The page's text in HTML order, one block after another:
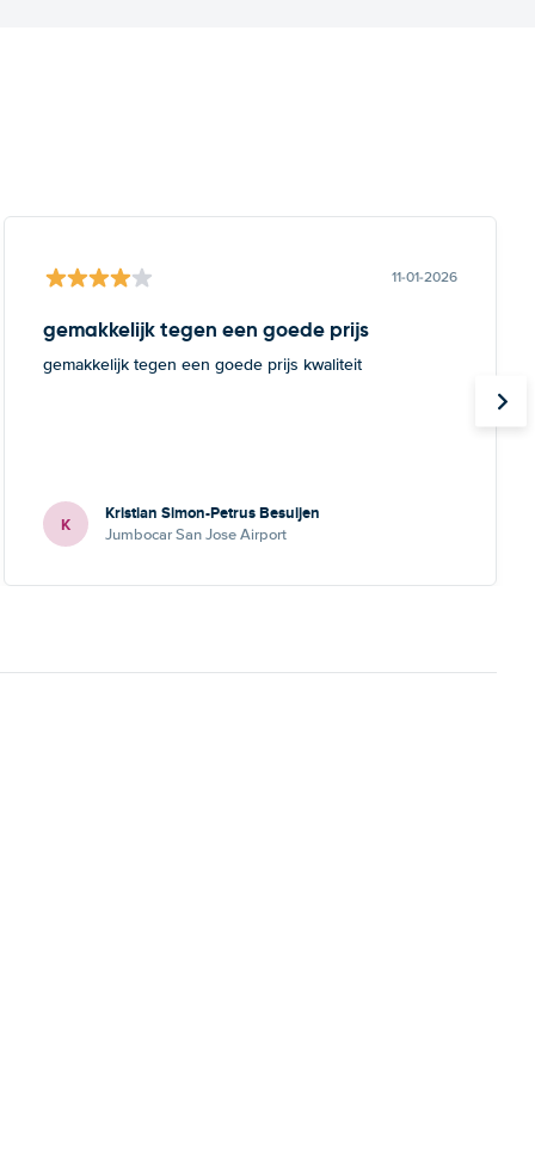
11-01-2026
gemakkelijk tegen een goede prijs
gemakkelijk tegen een goede prijs kwaliteit
K Kristian Simon-Petrus Besuijen
Jumbocar San Jose Airport